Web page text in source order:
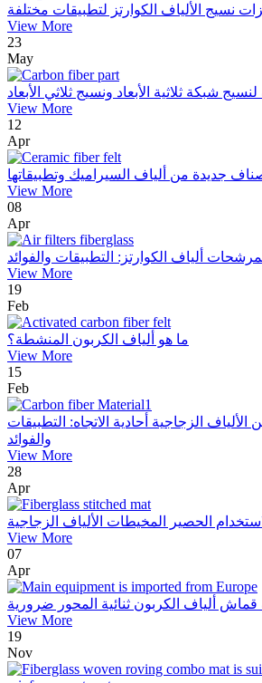
نسيج الألياف الكوارتز لتطبيقات مختلفة
View More
23
May
شبكة ثلاثية الأبعاد ونسيج ثلاثي الأبعاد
View More
12
Apr
جديدة من ألياف السيراميك وتطبيقاتها
View More
08
Apr
لمرشحات ألياف الكوارتز: التطبيقات والفوائد
View More
19
Feb
ما هو ألياف الكربون المنشطة؟
View More
15
Feb
الزجاجية أحادية الاتجاه: التطبيقات
والفوائد
View More
28
Apr
لاستخدام الحصير المخيطات الألياف الزجاجية
View More
07
Apr
قماش ألياف الكربون ثنائية المحور ضرورية
View More
19
Nov